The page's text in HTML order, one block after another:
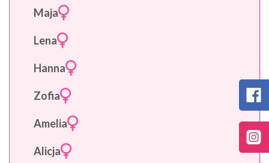
Maja
Lena
Hanna
Zofia
Amelia
Alicja